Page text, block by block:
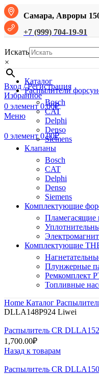
Самара, Авроры
+7 (999) 704-19-91
Искать
×
Вход / Регистрация
Избранное
0 элемент 0.00₽
Меню
0 элемент 0.00₽
Каталог
Распылители
Bosch
CAT
Delphi
Denso
Siemens
Клапаны
Bosch
CAT
Delphi
Denso
Siemens
Комплектующие
Комплектующие
Плунжерные
Ремкомплект
Топливные
Home Каталог
DLLA148P924 Liwei
Распылитель CR
1,700.00₽
Назад к товарам
Распылитель CR